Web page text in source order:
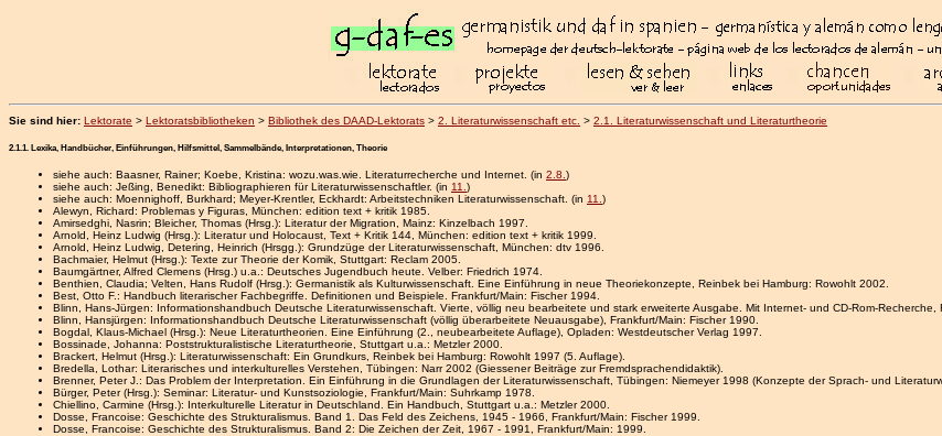
Sie sind hier: Lektorate > Lektoratsbibliotheken > Bibliothek des DAAD-Lektorats > 2. Literaturwissenschaft etc. > 2.1. Literaturwissenschaft und Literaturtheorie
2.1.1. Lexika, Handbücher, Einführungen, Hilfsmittel, Sammelbände, Interpretationen, Theorie
siehe auch: Baasner, Rainer; Koebe, Kristina: wozu.was.wie. Literaturrecherche und Internet. (in 2.8. )
siehe auch: Jeßing, Benedikt: Bibliographieren für Literaturwissenschaftler. (in 11. )
siehe auch: Moennighoff, Burkhard; Meyer-Krentler, Eckhardt: Arbeitstechniken Literaturwissenschaft. (in 11. )
Alewyn, Richard: Problemas y Figuras, München: edition text + kritik 1985.
Amirsedghi, Nasrin; Bleicher, Thomas (Hrsg.): Literatur der Migration, Mainz: Kinzelbach 1997.
Arnold, Heinz Ludwig (Hrsg.): Literatur und Holocaust, Text + Kritik 144, München: edition text + kritik 1999.
Arnold, Heinz Ludwig, Detering, Heinrich (Hrsgg.): Grundzüge der Literaturwissenschaft, München: dtv 1996.
Bachmaier, Helmut (Hrsg.): Texte zur Theorie der Komik, Stuttgart: Reclam 2005.
Baumgärtner, Alfred Clemens (Hrsg.) u.a.: Deutsches Jugendbuch heute. Velber: Friedrich 1974.
Benthien, Claudia; Velten, Hans Rudolf (Hrsg.): Germanistik als Kulturwissenschaft. Eine Einführung in neue Theoriekonzepte, Reinbek bei Hamburg: Rowohlt 2002.
Best, Otto F.: Handbuch literarischer Fachbegriffe. Definitionen und Beispiele. Frankfurt/Main: Fischer 1994.
Blinn, Hans-Jürgen: Informationshandbuch Deutsche Literaturwissenschaft. Vierte, völlig neu bearbeitete und stark erweiterte Ausgabe. Mit Internet- und CD-Rom-Recherche,
Blinn, Hansjürgen: Informationshandbuch Deutsche Literaturwissenschaft (völlig überarbeitete Neuausgabe), Frankfurt/Main: Fischer 1990.
Bogdal, Klaus-Michael (Hrsg.): Neue Literaturtheorien. Eine Einführung (2., neubearbeitete Auflage), Opladen: Westdeutscher Verlag 1997.
Bossinade, Johanna: Poststrukturalistische Literaturtheorie, Stuttgart u.a.: Metzler 2000.
Brackert, Helmut (Hrsg.): Literaturwissenschaft: Ein Grundkurs, Reinbek bei Hamburg: Rowohlt 1997 (5. Auflage).
Bredella, Lothar: Literarisches und interkulturelles Verstehen, Tübingen: Narr 2002 (Giessener Beiträge zur Fremdsprachendidaktik).
Brenner, Peter J.: Das Problem der Interpretation. Ein Einführung in die Grundlagen der Literaturwissenschaft, Tübingen: Niemeyer 1998 (Konzepte der Sprach- und
Bürger, Peter (Hrsg.): Seminar: Literatur- und Kunstsoziologie, Frankfurt/Main: Suhrkamp 1978.
Chiellino, Carmine (Hrsg.): Interkulturelle Literatur in Deutschland. Ein Handbuch, Stuttgart u.a.: Metzler 2000.
Dosse, Francoise: Geschichte des Strukturalismus. Band 1. Das Feld des Zeichens, 1945 - 1966, Frankfurt/Main: Fischer 1999.
Dosse, Francoise: Geschichte des Strukturalismus. Band 2: Die Zeichen der Zeit, 1967 - 1991, Frankfurt/Main: 1999.